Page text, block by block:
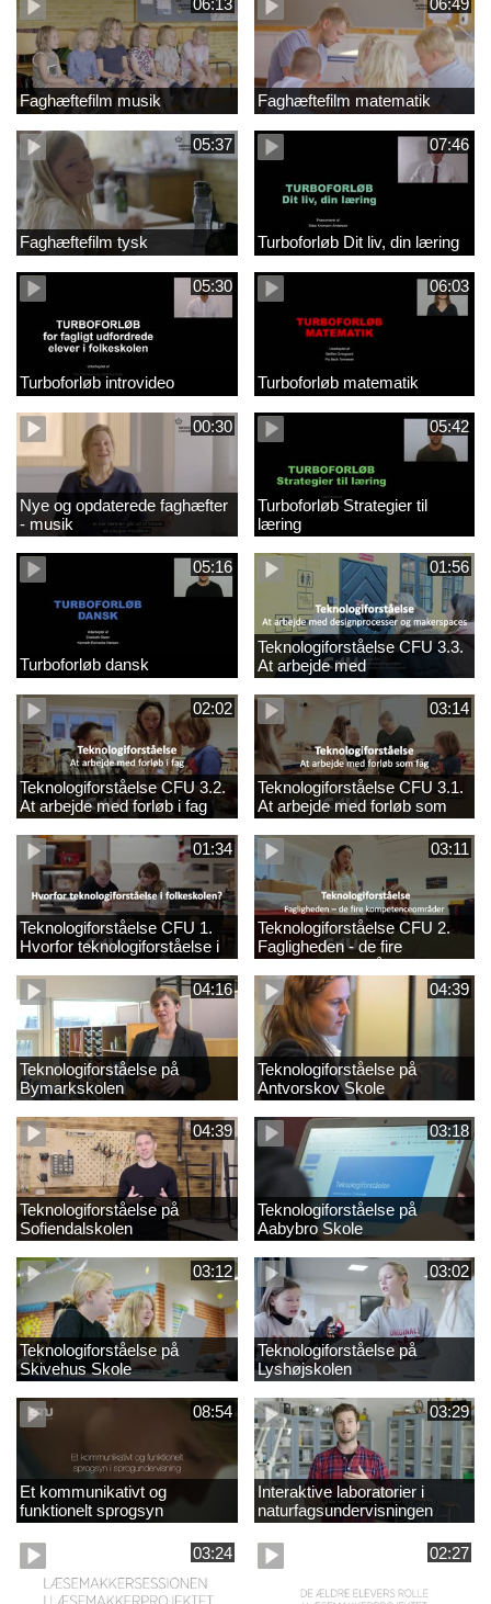
06:13
Faghæftefilm musik
06:49
Faghæftefilm matematik
05:37
Faghæftefilm tysk
07:46
Turboforløb Dit liv, din læring
05:30
Turboforløb introvideo
06:03
Turboforløb matematik
00:30
Nye og opdaterede faghæfter
- musik
05:42
Turboforløb Strategier til
læring
05:16
Turboforløb dansk
01:56
Teknologiforståelse CFU 3.3.
At arbejde med
designprocesser og
makerspaces
02:02
Teknologiforståelse CFU 3.2.
At arbejde med forløb i fag
03:14
Teknologiforståelse CFU 3.1.
At arbejde med forløb som
fag
01:34
Teknologiforståelse CFU 1.
Hvorfor teknologiforståelse i
folkeskolen?
03:11
Teknologiforståelse CFU 2.
Fagligheden - de fire
kompetenceområder
04:16
Teknologiforståelse på
Bymarkskolen
04:39
Teknologiforståelse på
Antvorskov Skole
04:39
Teknologiforståelse på
Sofiendalskolen
03:18
Teknologiforståelse på
Aabybro Skole
03:12
Teknologiforståelse på
Skivehus Skole
03:02
Teknologiforståelse på
Lyshøjskolen
08:54
Et kommunikativt og
funktionelt sprogsyn
03:29
Interaktive laboratorier i
naturfagsundervisningen
03:24 02:27